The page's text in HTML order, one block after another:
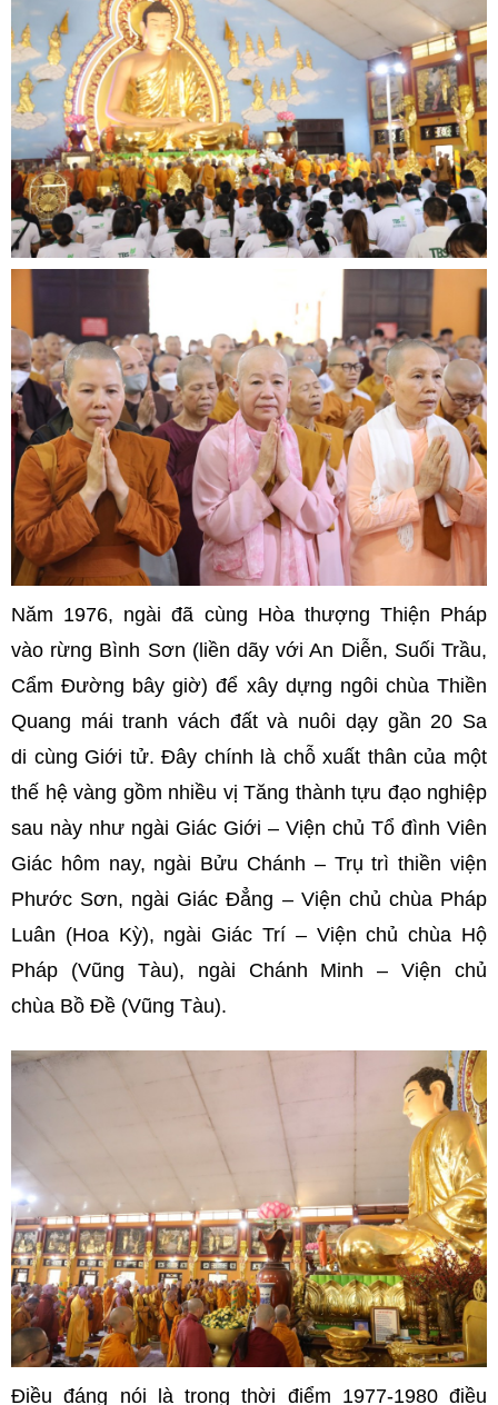
Năm 1976, ngài đã cùng Hòa thượng Thiện Pháp
vào rừng Bình Sơn (liền dãy với An Diễn, Suối Trầu,
Cẩm Đường bây giờ) để xây dựng ngôi chùa Thiền
Quang mái tranh vách đất và nuôi dạy gần 20 Sa
di cùng Giới tử. Đây chính là chỗ xuất thân của một
thế hệ vàng gồm nhiều vị Tăng thành tựu đạo nghiệp
sau này như ngài Giác Giới – Viện chủ Tổ đình Viên
Giác hôm nay, ngài Bửu Chánh – Trụ trì thiền viện
Phước Sơn, ngài Giác Đẳng – Viện chủ chùa Pháp
Luân (Hoa Kỳ), ngài Giác Trí – Viện chủ chùa Hộ
Pháp (Vũng Tàu), ngài Chánh Minh – Viện chủ
chùa Bồ Đề (Vũng Tàu).
Điều đáng nói là trong thời điểm 1977-1980 điều